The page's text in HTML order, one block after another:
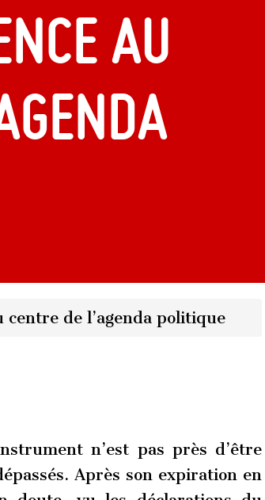
au
centre de l’agenda politique
n’est pas près d’être
Après son expiration en